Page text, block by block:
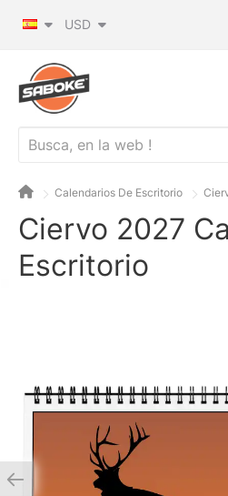
USD
Calendarios De Escritorio
Ciervo 2027
Escritorio